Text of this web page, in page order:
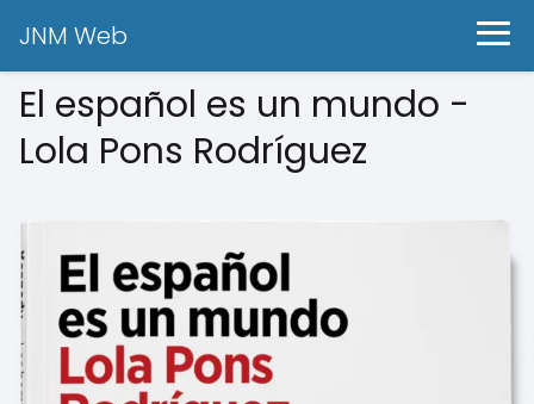
JNM Web
El español es un mundo -
Lola Pons Rodríguez